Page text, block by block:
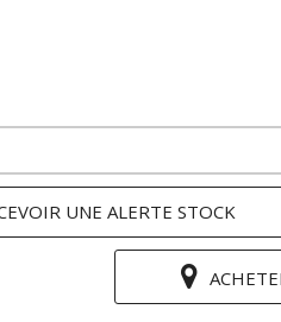
UNE ALERTE STOCK